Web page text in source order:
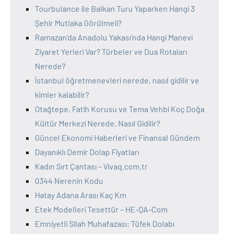
Tourbulance ile Balkan Turu Yaparken Hangi 3
Şehir Mutlaka Görülmeli?
Ramazan’da Anadolu Yakası’nda Hangi Manevi
Ziyaret Yerleri Var? Türbeler ve Dua Rotaları
Nerede?
İstanbul öğretmenevleri nerede, nasıl gidilir ve
kimler kalabilir?
Otağtepe, Fatih Korusu ve Tema Vehbi Koç Doğa
Kültür Merkezi Nerede, Nasıl Gidilir?
Güncel Ekonomi Haberleri ve Finansal Gündem
Dayanıklı Demir Dolap Fiyatları
Kadın Sırt Çantası – Vivaq.com.tr
0344 Nerenin Kodu
Hatay Adana Arası Kaç Km
Etek Modelleri Tesettür – HE-QA-Com
Emniyetli Silah Muhafazası: Tüfek Dolabı